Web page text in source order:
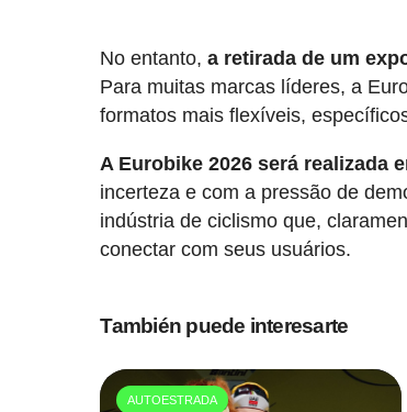
No entanto,a retirada de um
Para muitas marcas líderes, a
formatos mais flexíveis,
A Eurobike 2026 será realizada
incerteza e com a pressão de
indústria de ciclismo que,
conectar com seus usuários.
También puede interesarte
AUTOESTRADA